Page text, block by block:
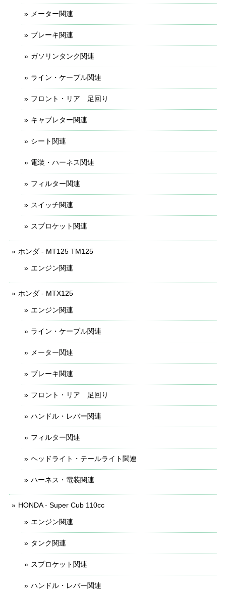
メーター関連
ブレーキ関連
ガソリンタンク関連
ライン・ケーブル関連
フロント・リア 足回り
キャブレター関連
シート関連
電装・ハーネス関連
フィルター関連
スイッチ関連
スプロケット関連
ホンダ - MT125 TM125
エンジン関連
ホンダ - MTX125
エンジン関連
ライン・ケーブル関連
メーター関連
ブレーキ関連
フロント・リア 足回り
ハンドル・レバー関連
フィルター関連
ヘッドライト・テールライト関連
ハーネス・電装関連
HONDA - Super Cub 110cc
エンジン関連
タンク関連
スプロケット関連
ハンドル・レバー関連